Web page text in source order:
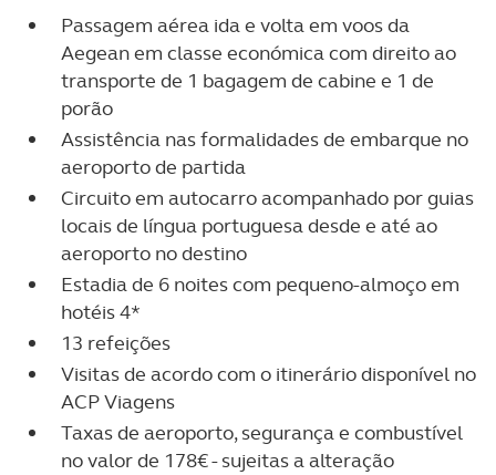
Passagem aérea ida e volta em voos da
Aegean em classe económica com direito ao
transporte de 1 bagagem de cabine e 1 de
porão
Assistência nas formalidades de embarque no
aeroporto de partida
Circuito em autocarro acompanhado por guias
locais de língua portuguesa desde e até ao
aeroporto no destino
Estadia de 6 noites com pequeno-almoço em
hotéis 4*
13 refeições
Visitas de acordo com o itinerário disponível no
ACP Viagens
Taxas de aeroporto, segurança e combustível
no valor de 178€ - sujeitas a alteração